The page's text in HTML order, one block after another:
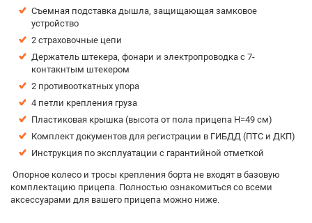
Съемная подставка дышла, защищающая замковое
устройство
2 страховочные цепи
Держатель штекера, фонари и электропроводка с 7-
контакнтым штекером
2 противооткатных упора
4 петли крепления груза
Пластиковая крышка (высота от пола прицепа H=49 см)
Комплект документов для регистрации в ГИБДД (ПТС и ДКП)
Инструкция по эксплуатации с гарантийной отметкой
Опорное колесо и тросы крепления борта не входят в базовую
комплектацию прицепа. Полностью ознакомиться со всеми
аксессуарами для вашего прицепа можно ниже.